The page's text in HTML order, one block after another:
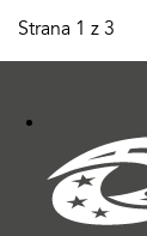
Strana 1 z 3